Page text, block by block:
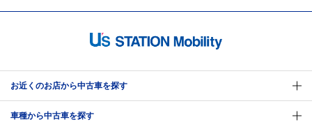
お近くのお店から中古車を探す
車種から中古車を探す